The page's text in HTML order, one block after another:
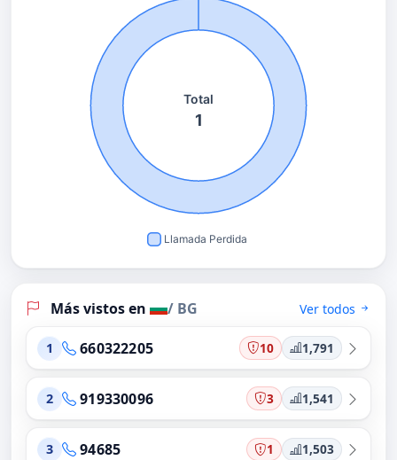
Más vistos en / BG Ver todos
1 660322205 10 1,791
2 919330096 3 1,541
3 94685 1 1,503